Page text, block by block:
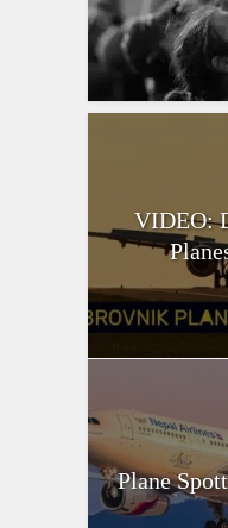
VIDEO:
Plane